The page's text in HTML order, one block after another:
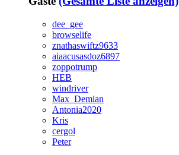
dee_gee
browselife
znathaswiftz9633
aiaacusasdoz6897
zoppotrump
HEB
windriver
Max_Demian
Antonia2020
Kris
cergol
Peter